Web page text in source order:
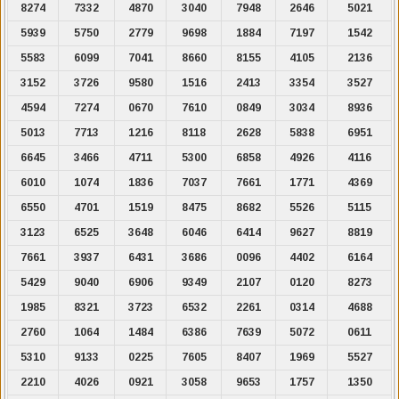
8274
7332 4870 3040 7948 2646
5021
5939
5750 2779 9698 1884 7197
1542
5583
6099 7041 8660 8155 4105
2136
3152
3726 9580 1516 2413 3354
3527
4594
7274 0670 7610 0849 3034
8936
5013
7713 1216 8118 2628 5838
6951
6645
3466 4711 5300 6858 4926
4116
6010
1074 1836 7037 7661 1771
4369
6550
4701 1519 8475 8682 5526
5115
3123
6525 3648 6046 6414 9627
8819
7661
3937 6431 3686 0096 4402
6164
5429
9040 6906 9349 2107 0120
8273
1985
8321 3723 6532 2261 0314
4688
2760
1064 1484 6386 7639 5072
0611
5310
9133 0225 7605 8407 1969
5527
2210
4026 0921 3058 9653 1757
1350